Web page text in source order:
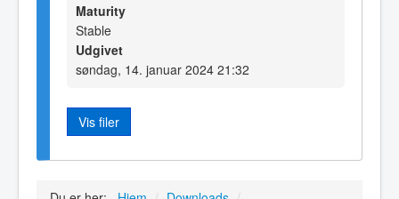
Maturity
Stable
Udgivet
søndag, 14. januar 2024 21:32
Vis filer